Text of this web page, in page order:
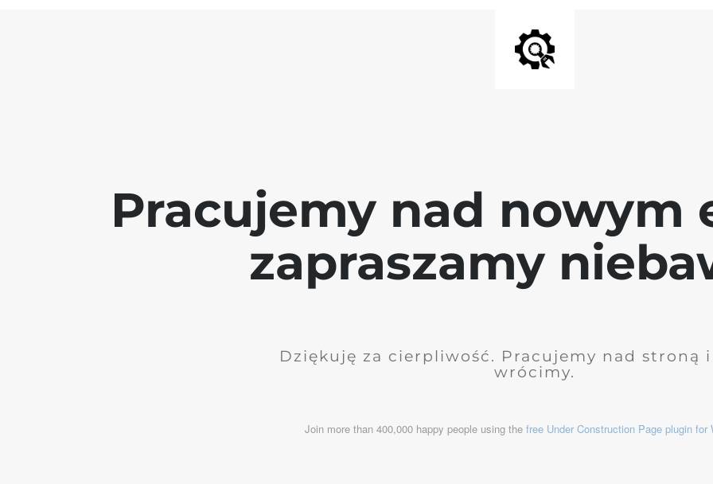
Pracujemy nad nowym
zapraszamy
Dziękuję za cierpliwość. Pracujemy nad stroną
wrócimy.
Join more than 400,000 happy people using the free Under Construction Page plugin for